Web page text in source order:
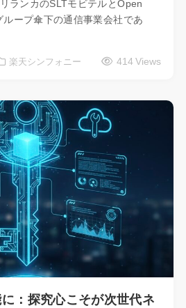
ランカのSLTモビテルとOpen
ープ傘下の通信事業会社であ
楽天シンフォニー 414 Views
に：探究心こそが次世代ネ